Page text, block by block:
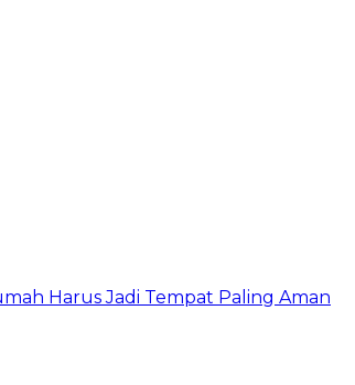
Harus Jadi Tempat Paling Aman